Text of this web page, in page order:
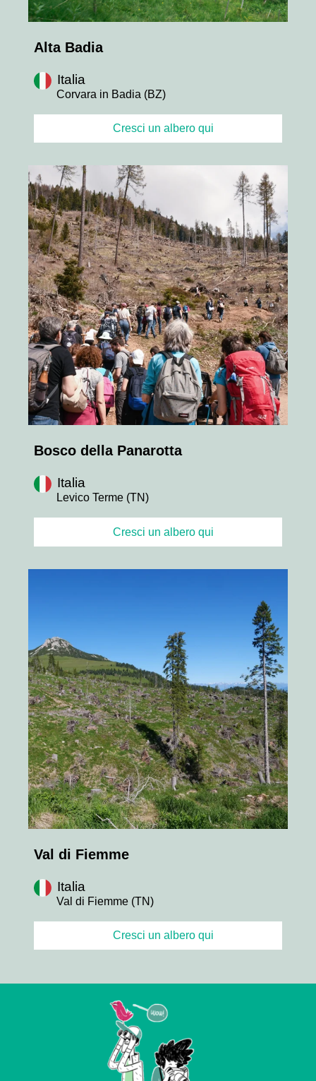
Alta Badia
Italia
Corvara in Badia (BZ)
Cresci un albero qui
Bosco della Panarotta
Italia
Levico Terme (TN)
Cresci un albero qui
Val di Fiemme
Italia
Val di Fiemme (TN)
Cresci un albero qui